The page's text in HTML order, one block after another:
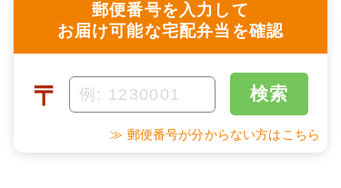
郵便番号を入力して
お届け可能な宅配弁当を確認
〒 検索
≫ 郵便番号が分からない方はこちら